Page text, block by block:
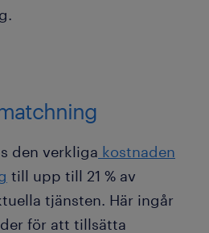
den verkliga kostnaden
till upp till 21 % av
tjänsten. Här ingår
för att tillsätta